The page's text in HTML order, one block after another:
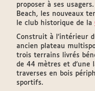
proposer à ses
Beach, les nouveaux
le club historique de la
Construit à l’intérieur
ancien plateau
trois terrains livrés
de 44 mètres et d’une
traverses en bois
sportifs.